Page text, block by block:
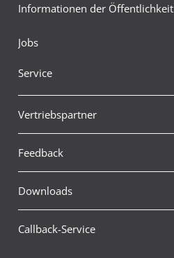
Informationen der Öffentlichkeit
Jobs
Service
Vertriebspartner
Feedback
Downloads
Callback-Service